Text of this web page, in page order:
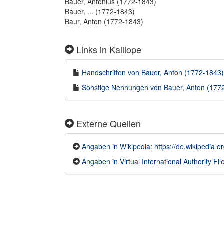
Bauer, ... (1772-1843)
Baur, Anton (1772-1843)
Links in Kalliope
Handschriften von Bauer, Anton (1772-
Sonstige Nennungen von Bauer, Anton
Externe Quellen
Angaben in Wikipedia: https://
Angaben in Virtual International Authority